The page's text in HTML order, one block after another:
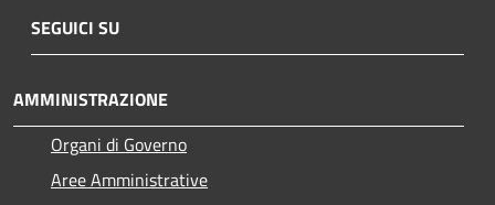
SEGUICI SU
AMMINISTRAZIONE
Organi di Governo
Aree Amministrative